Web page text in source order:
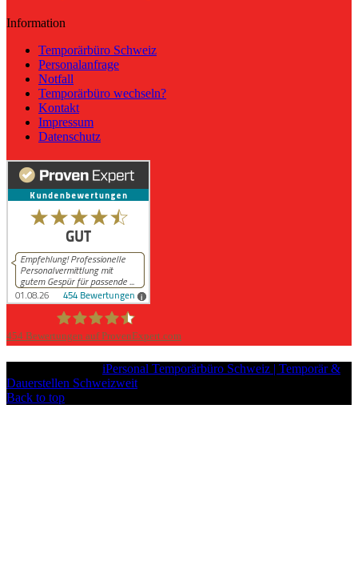
Information
Temporärbüro Schweiz
Personalanfrage
Notfall
Temporärbüro wechseln?
Kontakt
Impressum
Datenschutz
454 Bewertungen auf ProvenExpert.com
iPersonal Temporärbüro Schweiz | Temporär &
Dauerstellen Schweizweit
Back to top